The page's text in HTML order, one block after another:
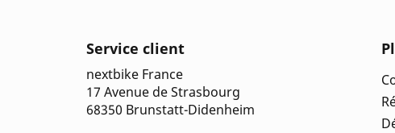
Service client
nextbike France
17 Avenue de Strasbourg
68350 Brunstatt-Didenheim